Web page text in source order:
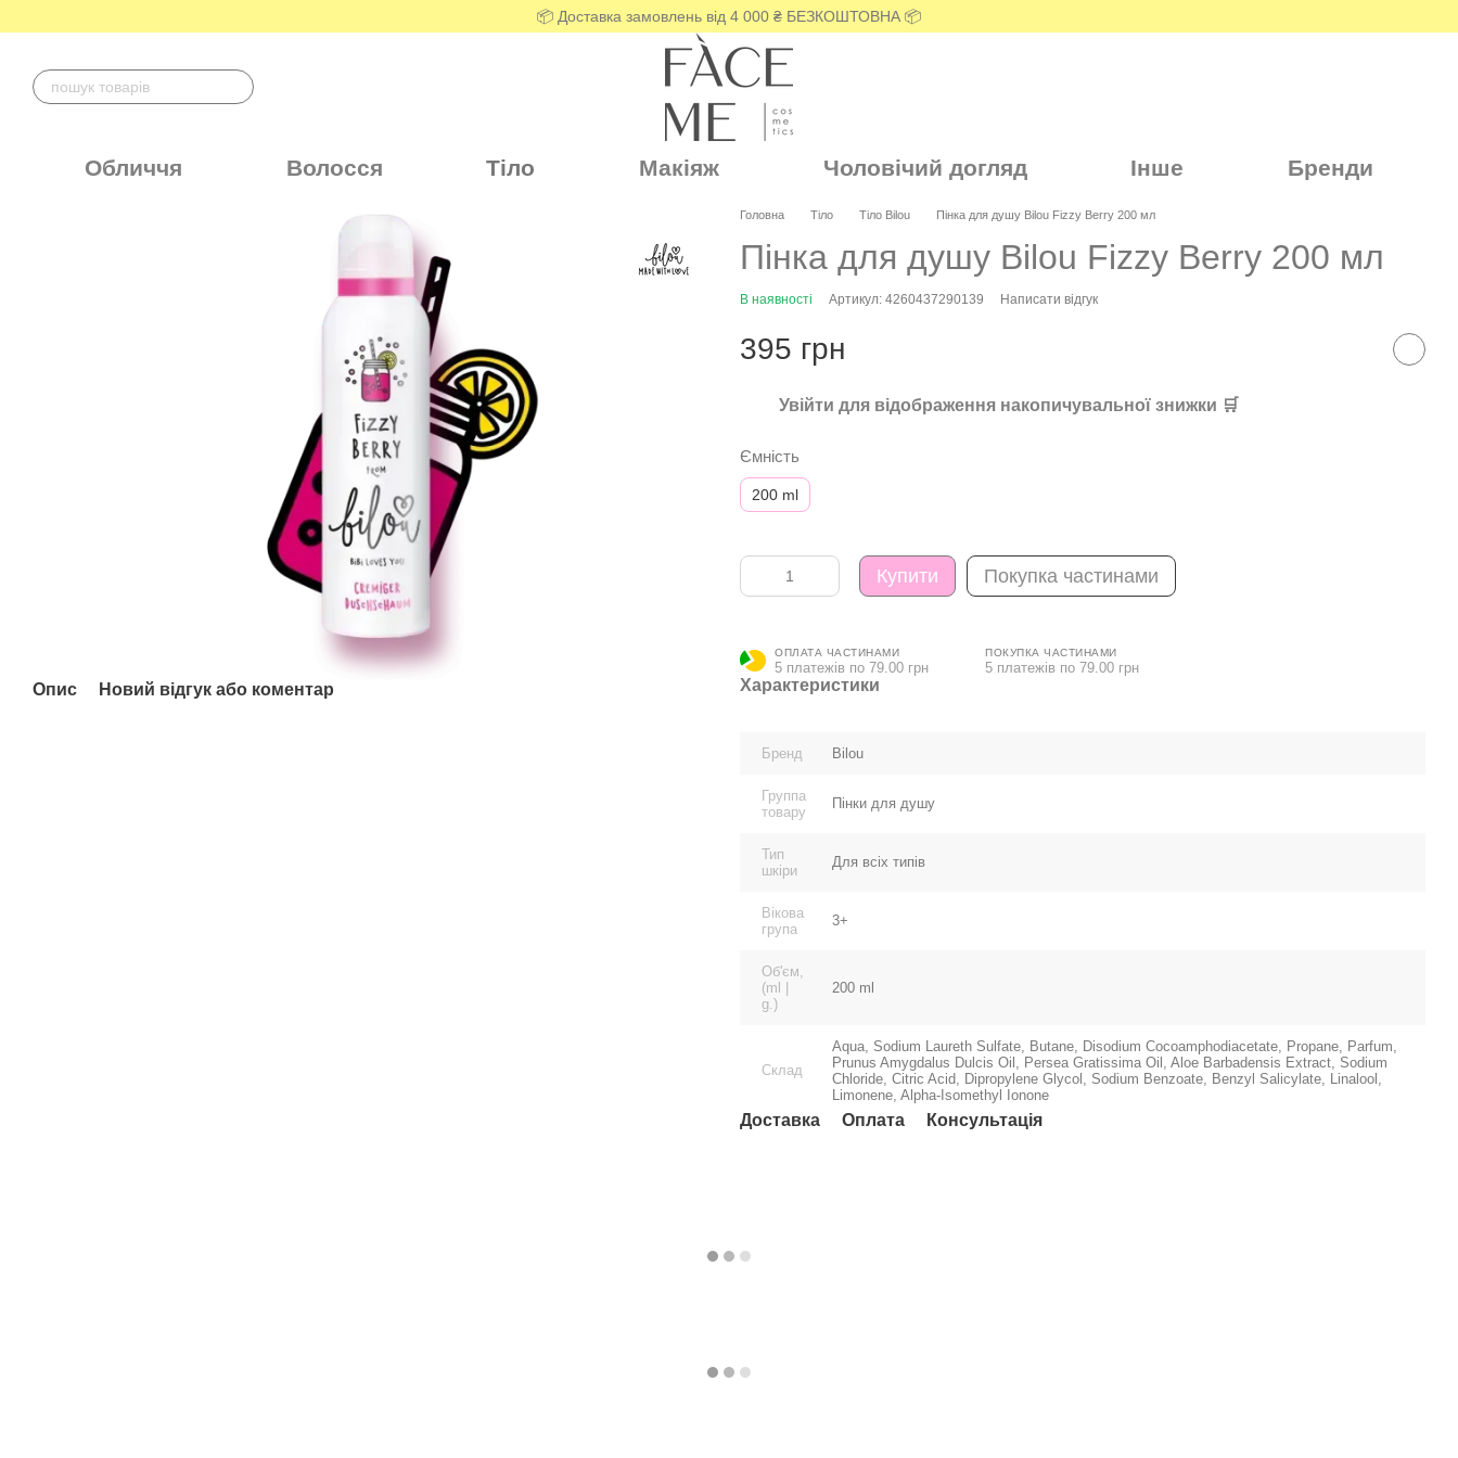
📦 Доставка замовлень від 4 000 ₴ БЕЗКОШТОВНА 📦
Обличчя Волосся Тіло Макіяж Чоловічий догляд Інше Бренди
Опис Новий відгук або коментар
Головна Тіло Тіло Bilou Пінка для душу Bilou Fizzy Berry 200 мл
Пінка для душу Bilou Fizzy Berry 200 мл
В наявності Артикул: 4260437290139 Написати відгук
395 грн
Увійти для відображення накопичувальної знижки 🛒
Ємність
200 ml
Купити Покупка частинами
ОПЛАТА ЧАСТИНАМИ
5 платежів по 79.00 грн
ПОКУПКА ЧАСТИНАМИ
5 платежів по 79.00 грн
Характеристики
Бренд Bilou
Группа
товару
Пінки для душу
Тип
шкіри
Для всіх типів
Вікова
група
3+
Об'єм,
(ml |
g.)
200 ml
Склад
Aqua, Sodium Laureth Sulfate, Butane, Disodium Cocoamphodiacetate, Propane, Parfum,
Prunus Amygdalus Dulcis Oil, Persea Gratissima Oil, Aloe Barbadensis Extract, Sodium
Chloride, Citric Acid, Dipropylene Glycol, Sodium Benzoate, Benzyl Salicylate, Linalool,
Limonene, Alpha-Isomethyl Ionone
Доставка Оплата Консультація